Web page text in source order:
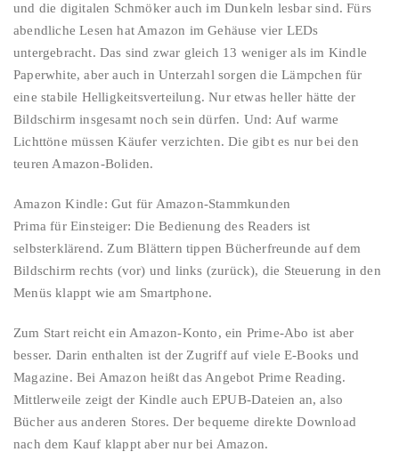
und die digitalen Schmöker auch im Dunkeln lesbar sind. Fürs
abendliche Lesen hat Amazon im Gehäuse vier LEDs
untergebracht. Das sind zwar gleich 13 weniger als im Kindle
Paperwhite, aber auch in Unterzahl sorgen die Lämpchen für
eine stabile Helligkeitsverteilung. Nur etwas heller hätte der
Bildschirm insgesamt noch sein dürfen. Und: Auf warme
Lichttöne müssen Käufer verzichten. Die gibt es nur bei den
teuren Amazon-Boliden.
Amazon Kindle: Gut für Amazon-Stammkunden
Prima für Einsteiger: Die Bedienung des Readers ist
selbsterklärend. Zum Blättern tippen Bücherfreunde auf dem
Bildschirm rechts (vor) und links (zurück), die Steuerung in den
Menüs klappt wie am Smartphone.
Zum Start reicht ein Amazon-Konto, ein Prime-Abo ist aber
besser. Darin enthalten ist der Zugriff auf viele E-Books und
Magazine. Bei Amazon heißt das Angebot Prime Reading.
Mittlerweile zeigt der Kindle auch EPUB-Dateien an, also
Bücher aus anderen Stores. Der bequeme direkte Download
nach dem Kauf klappt aber nur bei Amazon.